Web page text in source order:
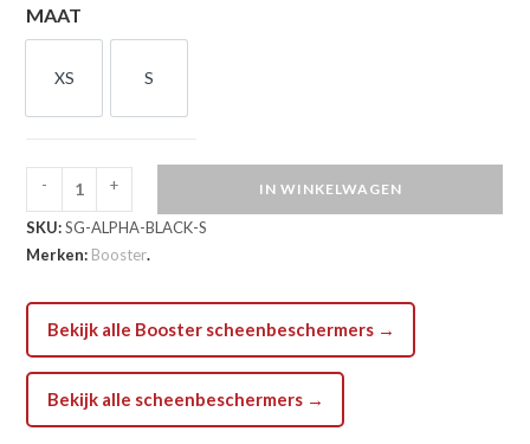
MAAT
XS S
Booster
Kids
Alpha
(SG
ALPHA
BLACK)
aantal
- + IN WINKELWAGEN
SKU:SG-ALPHA-BLACK-S
Merken: Booster.
Bekijk alle Booster scheenbeschermers →
Bekijk alle scheenbeschermers →